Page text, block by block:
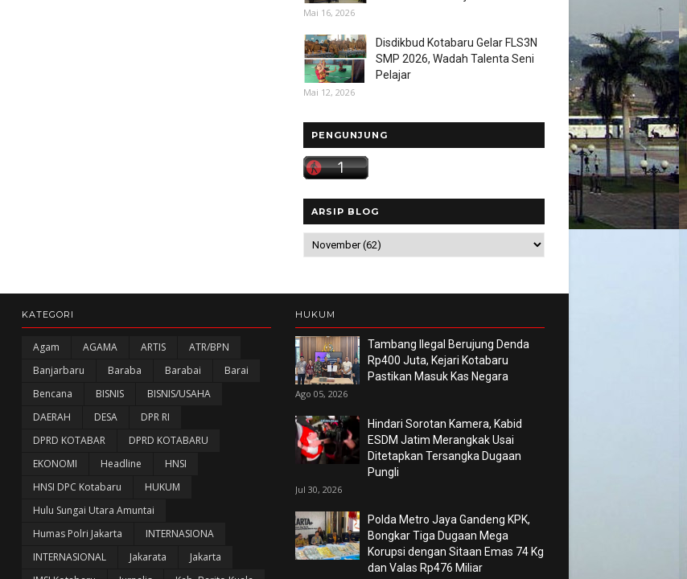
Mai 16, 2026
Disdikbud Kotabaru Gelar FLS3N
SMP 2026, Wadah Talenta Seni
Pelajar
Mai 12, 2026
PENGUNJUNG
ARSIP BLOG
KATEGORI
Agam AGAMA ARTIS
ATR/BPN
Banjarbaru
Baraba Barabai
Barai
Bencana
BISNIS
BISNIS/USAHA
DAERAH
DESA
DPR RI
DPRD KOTABAR
DPRD KOTABARU
EKONOMI
Headline
HNSI
HNSI DPC Kotabaru
HUKUM
Hulu Sungai Utara Amuntai
Humas Polri Jakarta
INTERNASIONA
INTERNASIONAL
Jakarata
Jakarta
HUKUM
Tambang Ilegal Berujung Denda
Rp400 Juta, Kejari Kotabaru
Pastikan Masuk Kas Negara
Ago 05, 2026
Hindari Sorotan Kamera, Kabid
ESDM Jatim Merangkak Usai
Ditetapkan Tersangka Dugaan
Pungli
Jul 30, 2026
Polda Metro Jaya Gandeng KPK,
Bongkar Tiga Dugaan Mega
Korupsi dengan Sitaan Emas 74 Kg
dan Valas Rp476 Miliar